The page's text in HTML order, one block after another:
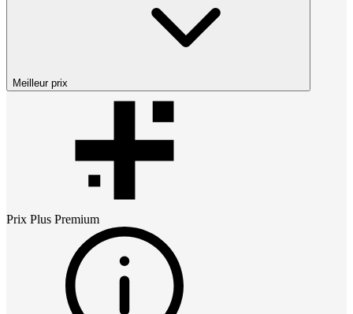
Meilleur prix
Prix Plus Premium